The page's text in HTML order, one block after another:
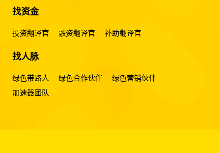
找资金
投资翻译官 融资翻译官 补助翻译官
找人脉
绿色带路人 绿色合作伙伴
绿色营销伙伴
加速器团队